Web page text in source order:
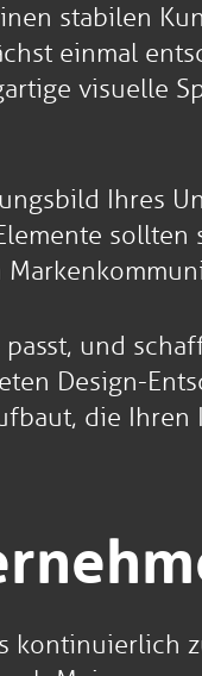
stabilen
einmal
visuelle
Ihres
sollten
und
Design-
die
kontinuierlich